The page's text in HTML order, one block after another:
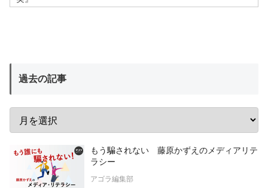
過去の記事
もう騙されない 藤原かずえのメディアリテ
ラシー
アゴラ編集部